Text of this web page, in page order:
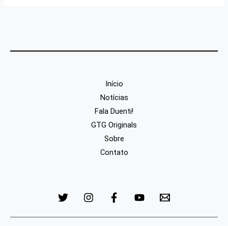
Início
Notícias
Fala Duenti!
GTG Originals
Sobre
Contato